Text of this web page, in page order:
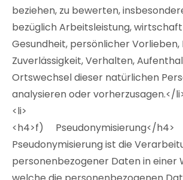
beziehen, zu bewerten,
bezüglich Arbeitsleistung,
Gesundheit, persönlicher Vorlieben,
Zuverlässigkeit, Verhalten,
Ortswechsel dieser natürlichen
analysieren oder vorherzusagen.</
<li>
<h4>f) Pseudonymisierung</h4>
Pseudonymisierung ist die
personenbezogener Daten in einer